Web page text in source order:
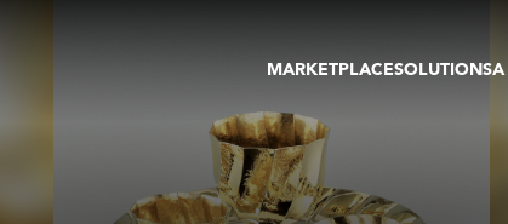
MARKETPLACE
GALERIES
TOURS VIRTUELS
PUBLICATIONS
SOLUTIONS
MEMBRE
A